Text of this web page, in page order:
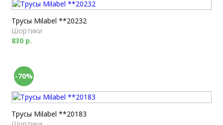
Трусы Milabel **20232
Шортики
830 р.
-70%
Трусы Milabel **20183